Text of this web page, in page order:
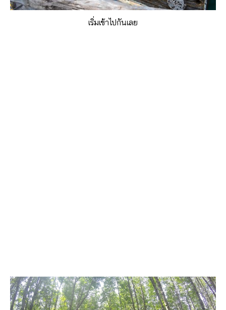
เริ่มเข้าไปกันเลย